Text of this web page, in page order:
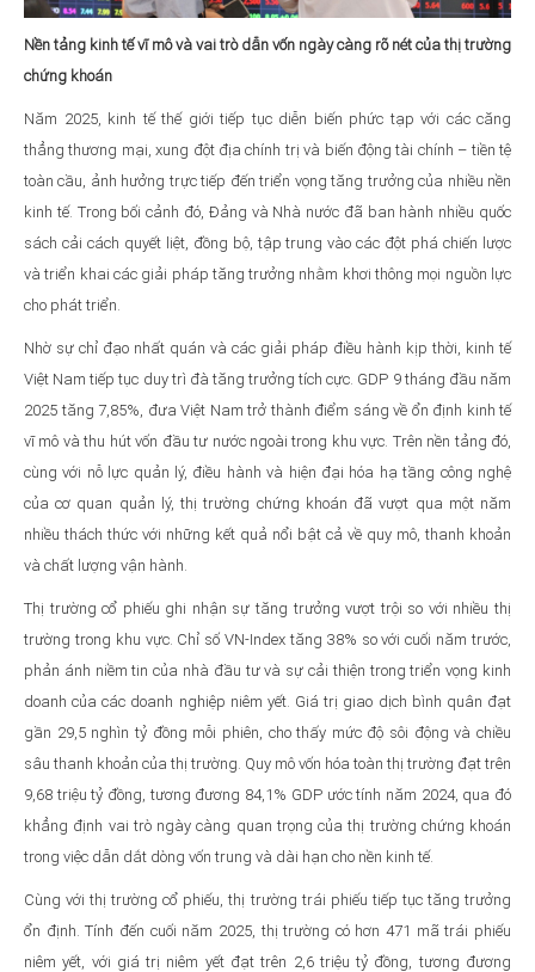
Nền tảng kinh tế vĩ mô và vai trò dẫn vốn ngày càng rõ nét của thị trường
chứng khoán
Năm 2025, kinh tế thế giới tiếp tục diễn biến phức tạp với các căng
thẳng thương mại, xung đột địa chính trị và biến động tài chính – tiền tệ
toàn cầu, ảnh hưởng trực tiếp đến triển vọng tăng trưởng của nhiều nền
kinh tế. Trong bối cảnh đó, Đảng và Nhà nước đã ban hành nhiều quốc
sách cải cách quyết liệt, đồng bộ, tập trung vào các đột phá chiến lược
và triển khai các giải pháp tăng trưởng nhằm khơi thông mọi nguồn lực
cho phát triển.
Nhờ sự chỉ đạo nhất quán và các giải pháp điều hành kịp thời, kinh tế
Việt Nam tiếp tục duy trì đà tăng trưởng tích cực. GDP 9 tháng đầu năm
2025 tăng 7,85%, đưa Việt Nam trở thành điểm sáng về ổn định kinh tế
vĩ mô và thu hút vốn đầu tư nước ngoài trong khu vực. Trên nền tảng đó,
cùng với nỗ lực quản lý, điều hành và hiện đại hóa hạ tầng công nghệ
của cơ quan quản lý, thị trường chứng khoán đã vượt qua một năm
nhiều thách thức với những kết quả nổi bật cả về quy mô, thanh khoản
và chất lượng vận hành.
Thị trường cổ phiếu ghi nhận sự tăng trưởng vượt trội so với nhiều thị
trường trong khu vực. Chỉ số VN-Index tăng 38% so với cuối năm trước,
phản ánh niềm tin của nhà đầu tư và sự cải thiện trong triển vọng kinh
doanh của các doanh nghiệp niêm yết. Giá trị giao dịch bình quân đạt
gần 29,5 nghìn tỷ đồng mỗi phiên, cho thấy mức độ sôi động và chiều
sâu thanh khoản của thị trường. Quy mô vốn hóa toàn thị trường đạt trên
9,68 triệu tỷ đồng, tương đương 84,1% GDP ước tính năm 2024, qua đó
khẳng định vai trò ngày càng quan trọng của thị trường chứng khoán
trong việc dẫn dắt dòng vốn trung và dài hạn cho nền kinh tế.
Cùng với thị trường cổ phiếu, thị trường trái phiếu tiếp tục tăng trưởng
ổn định. Tính đến cuối năm 2025, thị trường có hơn 471 mã trái phiếu
niêm yết, với giá trị niêm yết đạt trên 2,6 triệu tỷ đồng, tương đương